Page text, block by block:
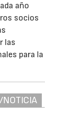
año
socios
las
para la
NOTICIA